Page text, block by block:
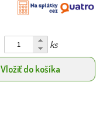
ks
Vložiť do košíka